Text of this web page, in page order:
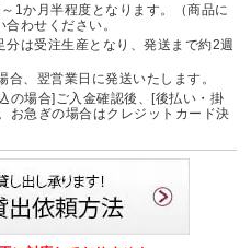
1か月半程度となります。（商品に
わせください。
は受注生産となり、発送まで約2週
、翌営業日に発送いたします。
の場合]ご入金確認後、[後払い・掛
お急ぎの場合はクレジットカード決